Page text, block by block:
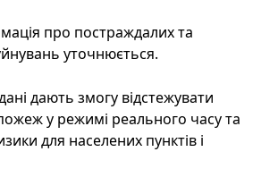
про постраждалих та
уточнюється.
дають змогу відстежувати
у режимі реального часу та
для населених пунктів і